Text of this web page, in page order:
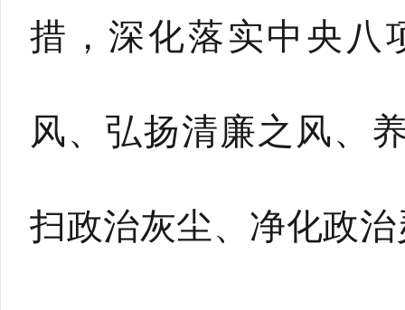
措，深化落实中央八
风、弘扬清廉之风、
扫政治灰尘、净化政